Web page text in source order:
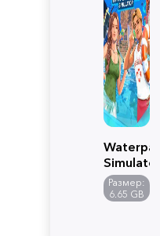
Waterpark
Simulator
Размер:
6.65 GB